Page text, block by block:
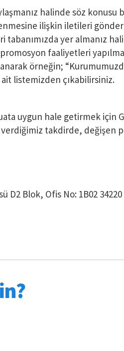
halinde söz
ilişkin iletileri
yer almanız
faaliyetleri
örneğin;
listemizden çıkabilirsiniz.
uygun hale getirmek için
takdirde,
D2 Blok, Ofis No: 1B02